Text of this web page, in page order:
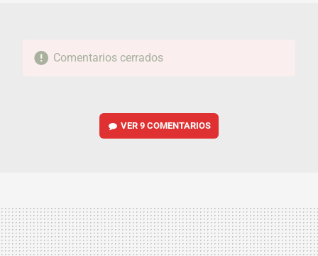
Comentarios cerrados
VER9 COMENTARIOS